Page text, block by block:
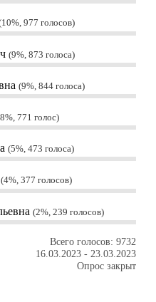
10%, 977 голосов
9%, 873 голоса
9%, 844 голоса
8%, 771 голос
5%, 473 голоса
4%, 377 голосов
2%, 239 голосов
Всего голосов: 9732
16.03.2023 - 23.03.2023
Опрос закрыт